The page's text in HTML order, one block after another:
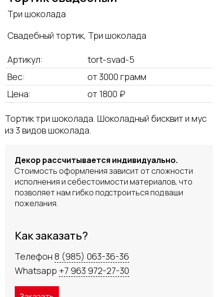
Три шоколада
Свадебный тортик, Три шоколада
Артикул:
tort-svad-5
Вес:
от 3000 грамм
Цена:
от 1800 ₽
Тортик три шоколада. Шоколадный бисквит и мус
из 3 видов шоколада.
Декор рассчитывается индивидуально.
Стоимость оформления зависит от сложности
исполнения и себестоимости материалов, что
позволяет нам гибко подстроиться под ваши
пожелания.
Как заказать?
Телефон 8 (985) 063-36-36
Whatsapp +7 963 972-27-30